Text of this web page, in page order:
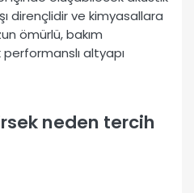
dirençlidir ve kimyasallara
ömürlü, bakım
altyapı
neden tercih